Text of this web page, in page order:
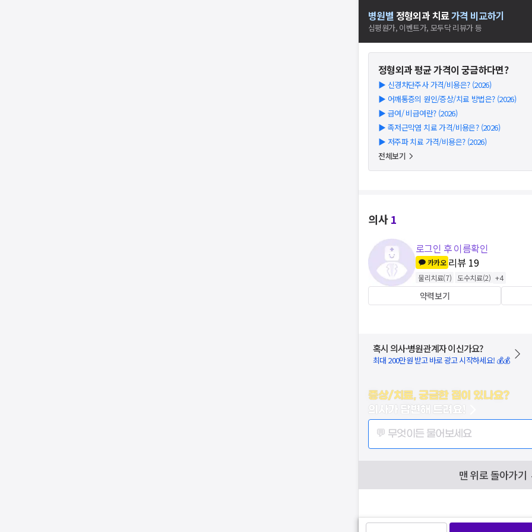
병원별 정형외과치료가격 비교하기
심평원가, 이벤트가, 모두닥 리뷰가 등
정형외과평균 가격이 궁금하다면?
▶ 신경차단주사 가격/비용은? (2026)
▶ 어깨통증의 원인/증상/치료 방법은? (2026)
▶ 급여/ 비급여란? (2026)
▶ 족저근막염 치료 가격/비용은? (2026)
▶ 저주파 치료 가격/비용은? (2026)
전체보기
의사1
로그인 후 이름확인
카카오 리뷰 19
물리치료(7) 도수치료(2) +4
약력보기
혹시 의사·병원관계자 이신가요?
최대 200만원 받고 바로 광고 시작하세요! 💰💰
증상/치료, 궁금한 점이 있나요?
의사가 답변해 드려요!
💬 무엇이든 물어보세요
맨 위로 돌아가기